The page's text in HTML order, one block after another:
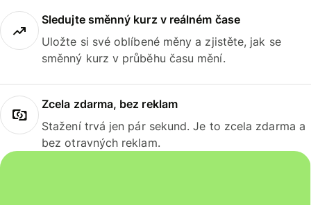
Sledujte směnný kurz v reálném čase
Uložte si své oblíbené měny a zjistěte, jak se
směnný kurz v průběhu času mění.
Zcela zdarma, bez reklam
Stažení trvá jen pár sekund. Je to zcela zdarma a
bez otravných reklam.